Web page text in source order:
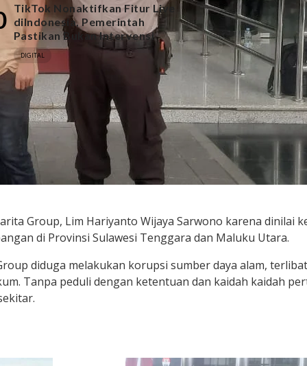
Group, Lim Hariyanto Wijaya Sarwono karena dinilai
di Provinsi Sulawesi Tenggara dan Maluku Utara.
diduga melakukan korupsi sumber daya alam,
Tanpa peduli dengan ketentuan dan kaidah kaidah
TikTok Nonaktifkan Fitur Live
diIndonesia, Pemerintah
Pastikan Bukan Intervensi
DIGITAL